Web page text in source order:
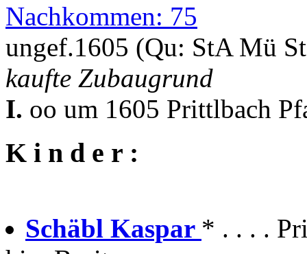
Nachkommen: 75
ungef.1605 (Qu: StA Mü
kaufte Zubaugrund
I. oo um 1605 Prittlbach
K i n d e r :
Schäbl Kaspar * . . . .